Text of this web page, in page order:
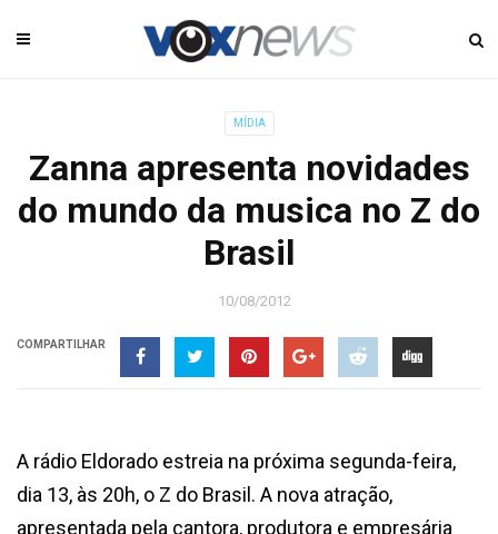
MÍDIA
Zanna apresenta novidades
do mundo da musica no Z do
Brasil
10/08/2012
COMPARTILHAR
A rádio Eldorado estreia na próxima segunda-feira,
dia 13, às 20h, o Z do Brasil. A nova atração,
apresentada pela cantora, produtora e empresária